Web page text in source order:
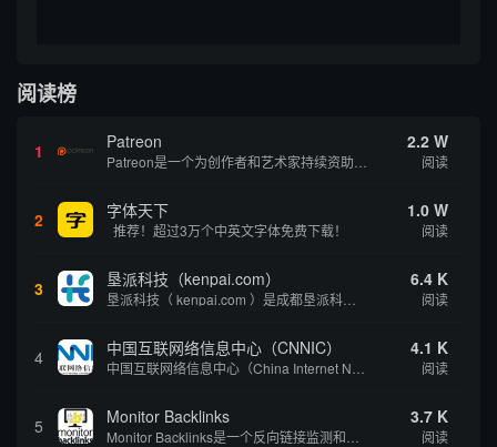
阅读榜
1 Patreon 2.2 W
阅读
2 字体天下
推荐！超过3万个中英文字体免费下载！
1.0 W
阅读
3 垦派科技（kenpai.com） 6.4 K
阅读
4 中国互联网络信息中心（CNNIC） 4.1 K
阅读
5 Monitor Backlinks 3.7 K
阅读